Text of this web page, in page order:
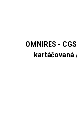
OMNIRES -
kartáčovaná